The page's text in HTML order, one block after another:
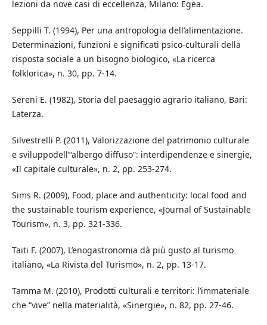
lezioni da nove casi di eccellenza, Milano: Egea.
Seppilli T. (1994), Per una antropologia dell’alimentazione.
Determinazioni, funzioni e significati psico-culturali della
risposta sociale a un bisogno biologico, «La ricerca
folklorica», n. 30, pp. 7-14.
Sereni E. (1982), Storia del paesaggio agrario italiano, Bari:
Laterza.
Silvestrelli P. (2011), Valorizzazione del patrimonio culturale
e sviluppodell’“albergo diffuso”: interdipendenze e sinergie,
«Il capitale culturale», n. 2, pp. 253-274.
Sims R. (2009), Food, place and authenticity: local food and
the sustainable tourism experience, «Journal of Sustainable
Tourism», n. 3, pp. 321-336.
Taiti F. (2007), L’enogastronomia dà più gusto al turismo
italiano, «La Rivista del Turismo», n. 2, pp. 13-17.
Tamma M. (2010), Prodotti culturali e territori: l’immateriale
che “vive” nella materialità, «Sinergie», n. 82, pp. 27-46.